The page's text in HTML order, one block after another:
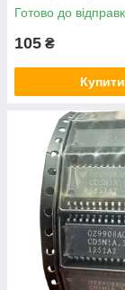
Готово до
105 ₴
Купити